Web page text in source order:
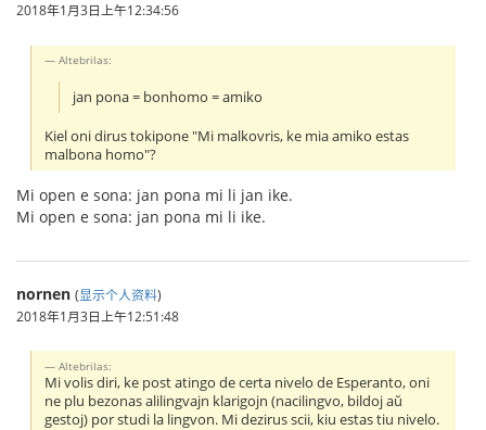
2018年1月3日上午12:34:56
Altebrilas:
jan pona = bonhomo = amiko
Kiel oni dirus tokipone "Mi malkovris, ke mia amiko estas
malbona homo"?
Mi open e sona: jan pona mi li jan ike.
Mi open e sona: jan pona mi li ike.
nornen (显示个人资料)
2018年1月3日上午12:51:48
Altebrilas:
Mi volis diri, ke post atingo de certa nivelo de Esperanto, oni
ne plu bezonas alilingvajn klarigojn (nacilingvo, bildoj aŭ
gestoj) por studi la lingvon. Mi dezirus scii, kiu estas tiu nivelo.